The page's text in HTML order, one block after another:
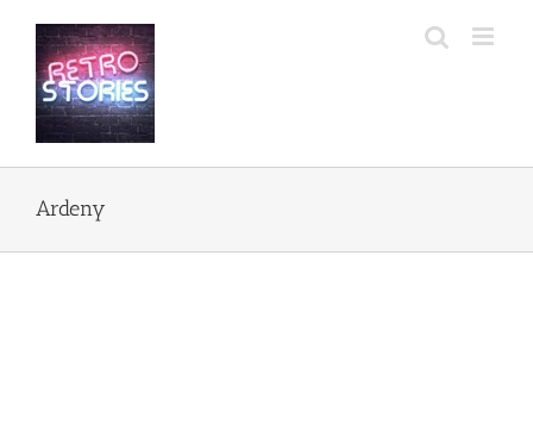
zawartości
Ardeny